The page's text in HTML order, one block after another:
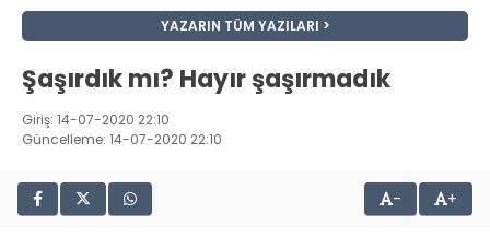
YAZARIN TÜM YAZILARI
Şaşırdık mı? Hayır şaşırmadık
Giriş: 14-07-2020 22:10
Güncelleme: 14-07-2020 22:10
- +